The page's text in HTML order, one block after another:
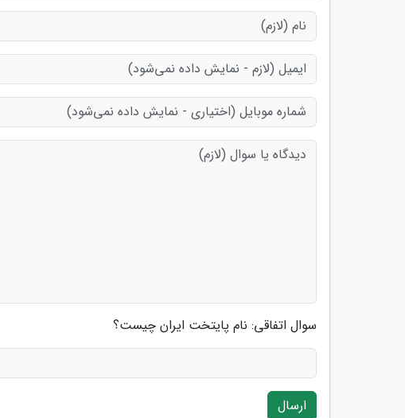
سوال اتفاقی: نام پایتخت ایران چیست؟
ارسال